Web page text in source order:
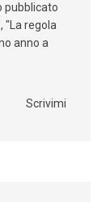
pubblicato
"La regola
anno a
Scrivimi